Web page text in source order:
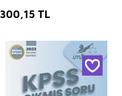
300,15 TL